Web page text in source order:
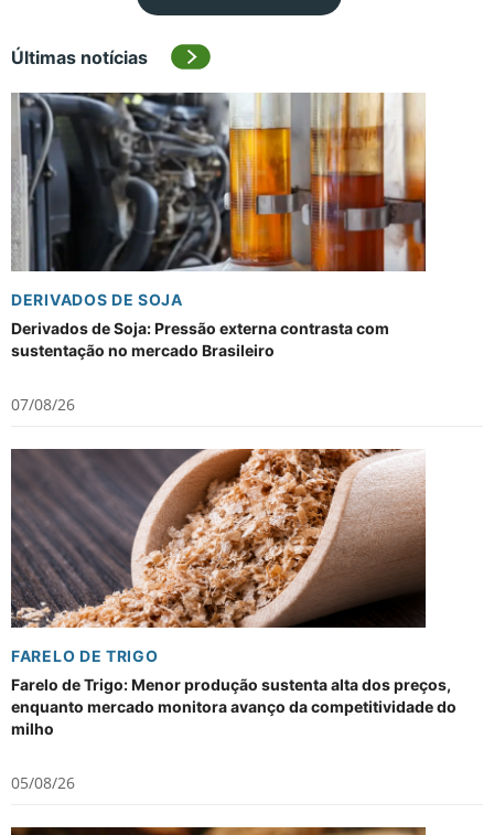
Últimas notícias
DERIVADOS DE SOJA
Derivados de Soja: Pressão externa contrasta com
sustentação no mercado Brasileiro
07/08/26
FARELO DE TRIGO
Farelo de Trigo: Menor produção sustenta alta dos preços,
enquanto mercado monitora avanço da competitividade do
milho
05/08/26